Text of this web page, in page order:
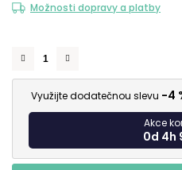
Možnosti dopravy a platby
Využijte dodatečnou slevu -4
Akce
0d 4h